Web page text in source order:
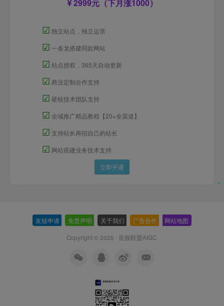
2999元（下月涨1000）
☑ 独立站点，独立运营
☑ 一条龙搭建同款网站
☑ 站点授权，365天自动更新
☑ 商业定制合作支持
☑ 硬核技术团队支持
☑ 全域推广精品教程【20+全渠道】
☑ 支持站长再招自己的站长
☑ 网站搭建业务技术支持
立即开通
友链申请 免责声明 关于我们 广告合作 网站地图
Copyright © 2025 · 星舰联盟AIGC